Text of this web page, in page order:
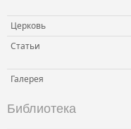
Церковь
Статьи
Галерея
Библиотека